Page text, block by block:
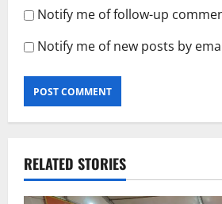
Notify me of follow-up
Notify me of new posts by
RELATED STORIES